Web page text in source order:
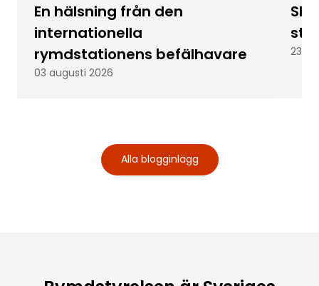
En hälsning från den
internationella
rymdstationens befälhavare
03 augusti 2026
23
Alla blogginlägg